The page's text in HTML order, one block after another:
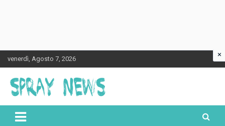
to
content
venerdì, Agosto 7, 2026
Spraynews.it
×